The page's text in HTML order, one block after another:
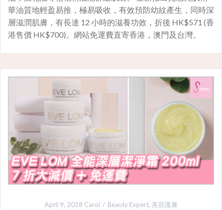
華油質地輕盈易推，極易吸收，有效預防幼紋產生，同時深
層滋潤肌膚，有長達 12 小時的滋養功效，折後 HK$571 (香
港售價 HK$700)。網站免運費直寄香港，澳門及台灣。
April 9, 2018 Carol Beauty Expert, 美容護膚